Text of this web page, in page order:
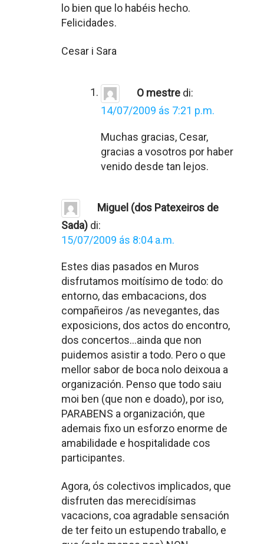
lo bien que lo habéis hecho.
Felicidades.
Cesar i Sara
O mestre di:
14/07/2009 ás 7:21 p.m.
Muchas gracias, Cesar,
gracias a vosotros por haber
venido desde tan lejos.
Miguel (dos Patexeiros de
Sada) di:
15/07/2009 ás 8:04 a.m.
Estes dias pasados en Muros
disfrutamos moitísimo de todo: do
entorno, das embacacions, dos
compañeiros /as nevegantes, das
exposicions, dos actos do encontro,
dos concertos…ainda que non
puidemos asistir a todo. Pero o que
mellor sabor de boca nolo deixoua a
organización. Penso que todo saiu
moi ben (que non e doado), por iso,
PARABENS a organización, que
ademais fixo un esforzo enorme de
amabilidade e hospitalidade cos
participantes.
Agora, ós colectivos implicados, que
disfruten das merecidísimas
vacacions, coa agradable sensación
de ter feito un estupendo traballo, e